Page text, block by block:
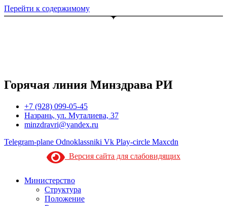
Перейти к содержимому
Горячая линия Минздрава РИ
+7 (928) 099-05-45
Назрань, ул. Муталиева, 37
minzdravri@yandex.ru
Telegram-plane Odnoklassniki Vk Play-circle Maxcdn
Версия сайта для слабовидящих
Министерство
Структура
Положение